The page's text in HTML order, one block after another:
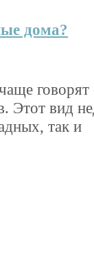
дома?
говорят
Этот вид
так и